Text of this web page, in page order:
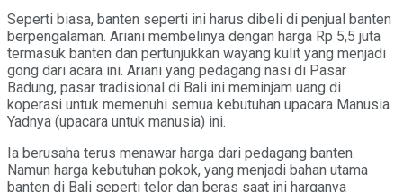
Seperti biasa, banten seperti ini harus dibeli di penjual banten
berpengalaman. Ariani membelinya dengan harga Rp 5,5 juta
termasuk banten dan pertunjukkan wayang kulit yang menjadi
gong dari acara ini. Ariani yang pedagang nasi di Pasar
Badung, pasar tradisional di Bali ini meminjam uang di
koperasi untuk memenuhi semua kebutuhan upacara Manusia
Yadnya (upacara untuk manusia) ini.
Ia berusaha terus menawar harga dari pedagang banten.
Namun harga kebutuhan pokok, yang menjadi bahan utama
banten di Bali seperti telor dan beras saat ini harganya